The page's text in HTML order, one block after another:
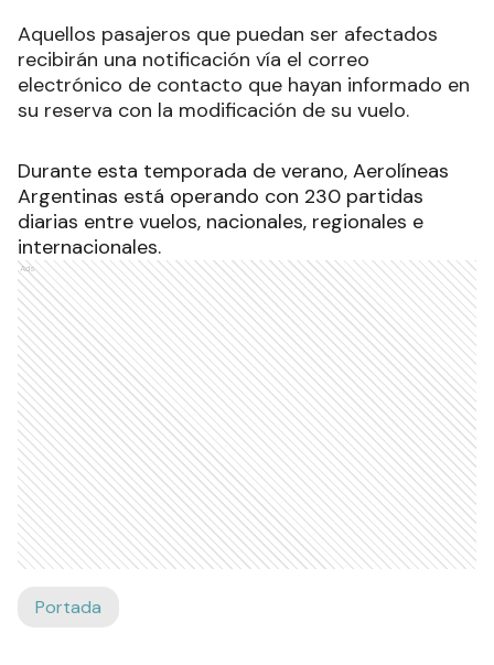
Aquellos pasajeros que puedan ser afectados
recibirán una notificación vía el correo
electrónico de contacto que hayan informado en
su reserva con la modificación de su vuelo.
Durante esta temporada de verano, Aerolíneas
Argentinas está operando con 230 partidas
diarias entre vuelos, nacionales, regionales e
internacionales.
Ads
Portada